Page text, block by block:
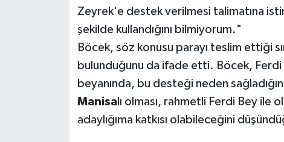
Zeyrek'e destek verilmesi talimatına
şekilde kullandığını bilmiyorum."
Böcek, söz konusu parayı teslim ettiği
bulunduğunu da ifade etti. Böcek,
beyanında, bu desteği neden
Manisalı olması, rahmetli Ferdi Bey ile
adaylığıma katkısı olabileceğini